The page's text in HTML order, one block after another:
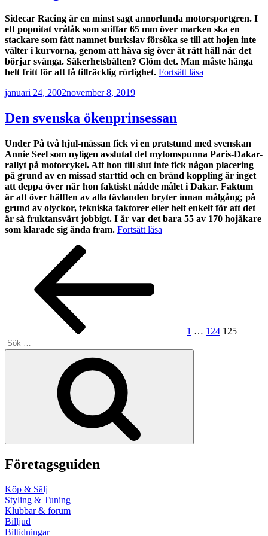
Sidecar Racing är en minst sagt annorlunda motorsportgren. I
ett popnitat vrålåk som sniffar 65 mm över marken ska en
stackare som fått namnet burkslav försöka se till att hojen inte
välter i kurvorna, genom att häva sig över åt rätt håll när det
börjar svänga. Säkerhetsbälten? Glöm det. Man måste hänga
helt fritt för att få tillräcklig rörlighet. Fortsätt läsa
Publicerat
januari 24, 2002november 8, 2019
Den svenska ökenprinsessan
Under På två hjul-mässan fick vi en pratstund med svenskan
Annie Seel som nyligen avslutat det mytomspunna Paris-Dakar-
rallyt på motorcykel. Att hon till slut inte fick någon placering
på grund av en missad starttid och en bränd koppling är inget
att deppa över när hon faktiskt nådde målet i Dakar. Faktum
är att över hälften av alla tävlanden bryter innan målgång; på
grund av olyckor, tekniska faktorer eller helt enkelt för att det
är så fruktansvärt jobbigt. I år var det bara 55 av 170 hojåkare
som klarade sig ända fram. Fortsätt läsa
Inläggsnavigering
1 … 124 125
Sök
efter:
Företagsguiden
Köp & Sälj
Styling & Tuning
Klubbar & forum
Billjud
Biltidningar